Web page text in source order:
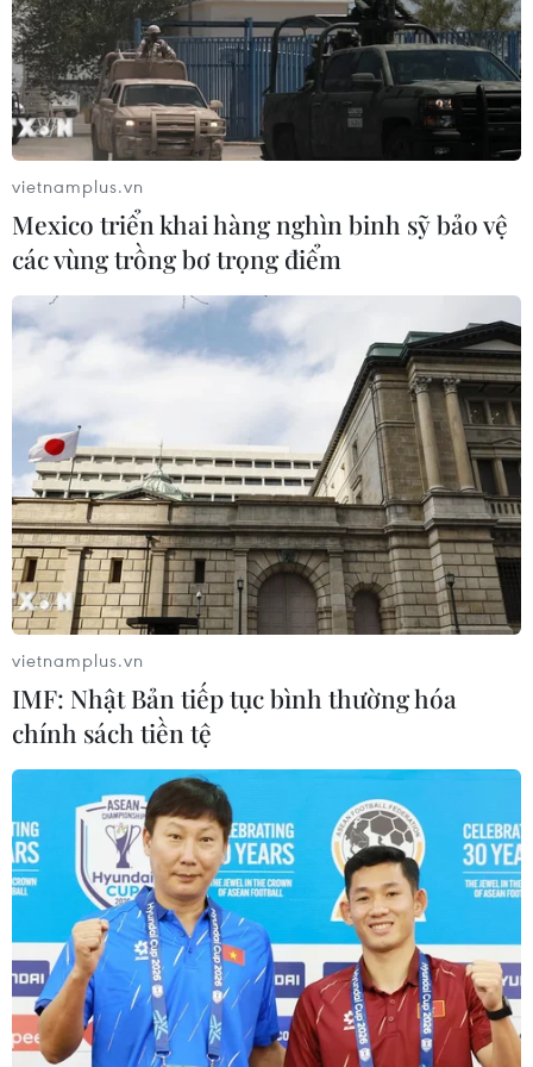
can
04/08/2026 09:23
Xem thêm
CƠ QUAN CHỦ QUẢN: THÔNG TẤN XÃ VIỆT NAM
Tổng Biên tập: TRẦN TIẾN DUẨN
Phó Tổng Biên tập: NGUYỄN THỊ TÁM, KHÚC THANH
THỦY
Sở hữu trí tuệ
Quy định sử dụng
RSS
Hỗ trợ
Ngôn ngữ
TTXVN
Dịch vụ tin
Quảng cáo
Liên hệ
Giấy phép số: 1374/GP-BTTTT do Bộ Thông tin và Truyền thông
cấp ngày 11/9/2008.
Quảng cáo: Phó TBT Nguyễn Thị Tám: 093.5958688, Email:
tamvna@gmail.com
Điện thoại: (024) 39411349 - (024) 39411348, Fax: (024)
39411348
Email:vietnamplus2008@gmail.com
© Bản quyền thuộc về VietnamPlus, TTXVN. Cấm sao chép dưới
mọi hình thức nếu không có sự chấp thuận bằng văn bản.
vietnamplus.vn
Mexico triển khai hàng nghìn binh sỹ bảo vệ
các vùng trồng bơ trọng điểm
vietnamplus.vn
IMF: Nhật Bản tiếp tục bình thường hóa
chính sách tiền tệ